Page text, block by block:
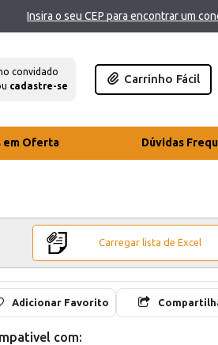
Insira o seu CEP para encontrar um
convidado
cadastre-se
Carrinho Fácil
em Oferta Dúvidas
Carregar lista de Excel
Adicionar Favorito
com: